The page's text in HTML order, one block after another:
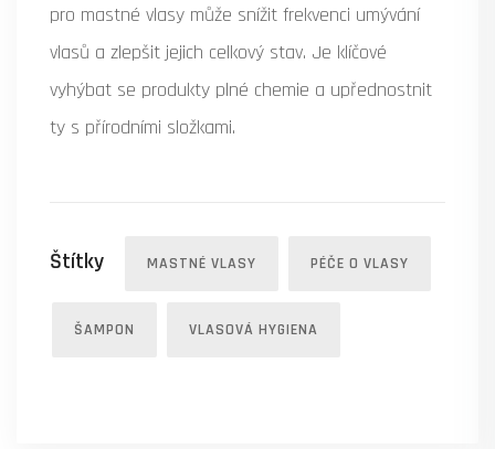
pro mastné vlasy může snížit frekvenci umývání
vlasů a zlepšit jejich celkový stav. Je klíčové
vyhýbat se produkty plné chemie a upřednostnit
ty s přírodními složkami.
Štítky MASTNÉ VLASY PÉČE O VLASY
ŠAMPON VLASOVÁ HYGIENA